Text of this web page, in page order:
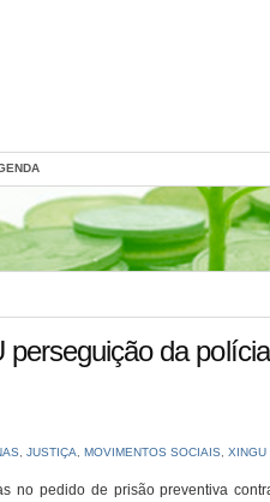
da
JUSTIÇA MOVIMENTOS SOCIAIS XINGU
no pedido de prisão preventiva